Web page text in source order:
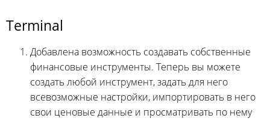
Terminal
Добавлена возможность создавать собственные
финансовые инструменты. Теперь вы можете
создать любой инструмент, задать для него
всевозможные настройки, импортировать в него
свои ценовые данные и просматривать по нему